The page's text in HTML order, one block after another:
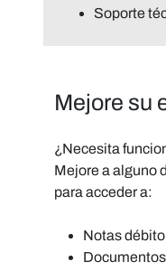
Soporte
Mejore su
¿Necesita
Mejore a alguno
para acceder a:
Notas